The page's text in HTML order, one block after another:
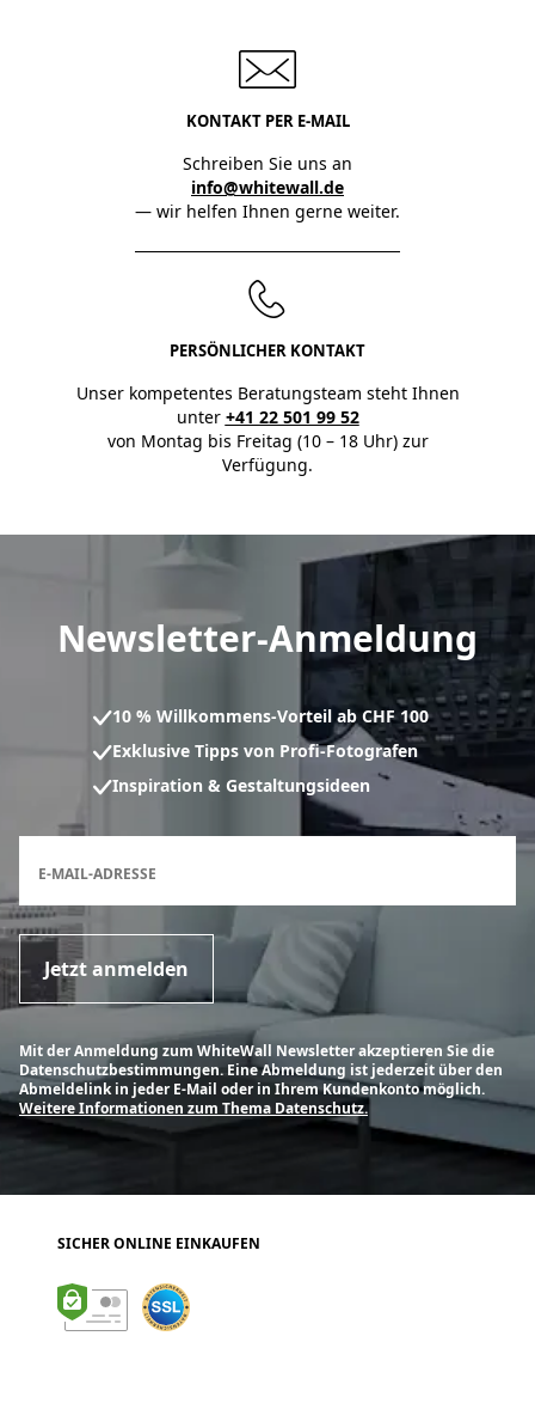
KONTAKT PER E-MAIL
Schreiben Sie uns an
info@whitewall.de
— wir helfen Ihnen gerne weiter.
PERSÖNLICHER KONTAKT
Unser kompetentes Beratungsteam steht Ihnen
unter +41 22 501 99 52
von Montag bis Freitag (10 – 18 Uhr) zur
Verfügung.
Newsletter-Anmeldung
10 % Willkommens-Vorteil ab CHF 100
Exklusive Tipps von Profi-Fotografen
Inspiration & Gestaltungsideen
E-MAIL-ADRESSE
Jetzt anmelden
Mit der Anmeldung zum WhiteWall Newsletter akzeptieren Sie die
Datenschutzbestimmungen. Eine Abmeldung ist jederzeit über den
Abmeldelink in jeder E-Mail oder in Ihrem Kundenkonto möglich.
Weitere Informationen zum Thema Datenschutz.
SICHER ONLINE EINKAUFEN